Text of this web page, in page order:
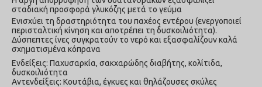
σταδιακή προσφορά γλυκόζης μετά το γεύμα
Ενισχύει τη δραστηριότητα του παχέος εντέρου (ενεργοποιεί
περισταλτική κίνηση και αποτρέπει τη δυσκοιλιότητα).
Δύσπεπτες ίνες συγκρατούν το νερό και εξασφαλίζουν καλά
σχηματισμένα κόπρανα
Ενδείξεις: Παχυσαρκία, σακχαρώδης διαβήτης, κολίτιδα,
δυσκοιλιότητα
Αντενδείξεις: Κουτάβια, έγκυες και θηλάζουσες σκύλες